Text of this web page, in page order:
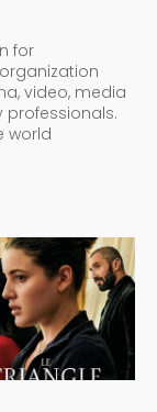
for
video, media
professionals.
world